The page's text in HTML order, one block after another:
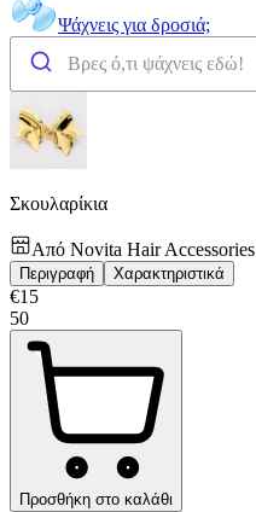
Ψάχνεις για δροσιά;
Σκουλαρίκια
Από Novita Hair Accessories
Περιγραφή Χαρακτηριστικά
€15
50
Προσθήκη στο καλάθι